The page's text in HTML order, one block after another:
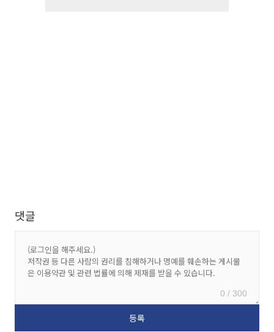
댓글
0 / 300